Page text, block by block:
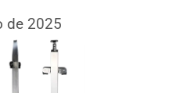
de 2025